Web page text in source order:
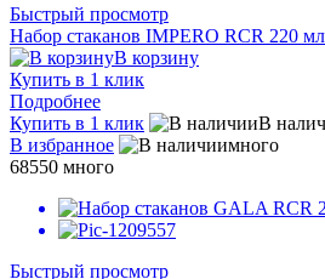
Быстрый просмотр
Набор стаканов IMPERO RCR 220
В корзину
Купить в 1 клик
Подробнее
Купить в 1 клик
В
В избранное
много
68550 много
Быстрый просмотр